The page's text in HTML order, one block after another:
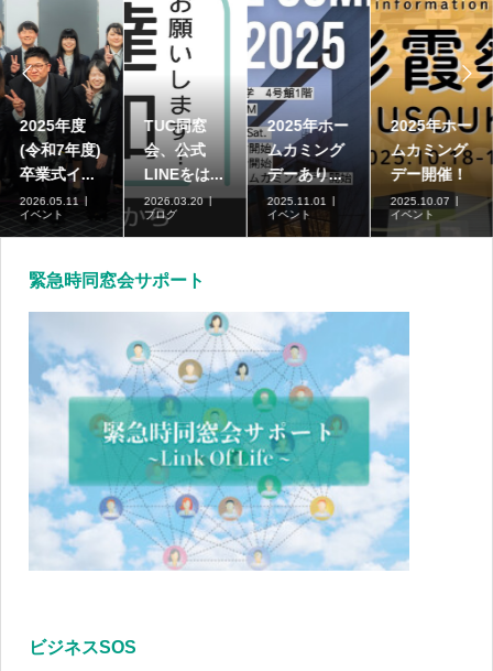

2025年度
(令和7年度)
卒業式イ...
2026.05.11
イベント
TUC同窓
会、公式
LINEをは...
2026.03.20
ブログ
2025年ホー
ムカミング
デーあり...
2025.11.01
イベント
2025年ホー
ムカミング
デー開催！
2025.10.07
イベント

緊急時同窓会サポート
ビジネスSOS